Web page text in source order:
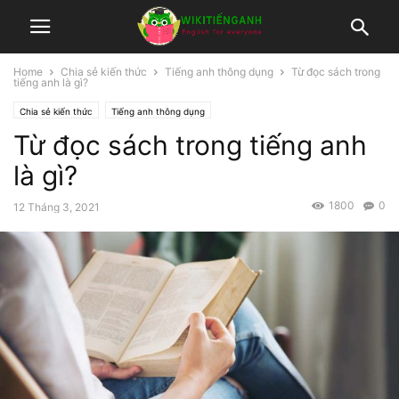
Home Chia sẻ kiến thức Tiếng anh thông dụng
Từ đọc sách trong
tiếng anh là gì?
Chia sẻ kiến thức Tiếng anh thông dụng
Từ đọc sách trong tiếng anh
là gì?
12 Tháng 3, 2021 0
1800